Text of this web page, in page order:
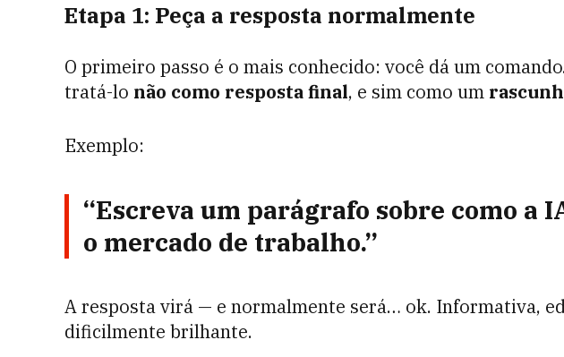
Etapa 1: Peça a resposta normalmente
O primeiro passo é o mais conhecido: você dá um
tratá-lo não como resposta final, e sim como um
Exemplo:
“Escreva um parágrafo sobre como a
o mercado de trabalho.”
A resposta virá — e normalmente será… ok. Informativa,
dificilmente brilhante.